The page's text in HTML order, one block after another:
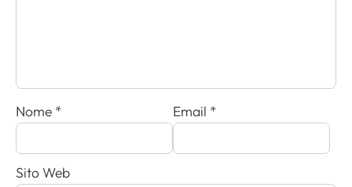
Nome * Email *
Sito Web